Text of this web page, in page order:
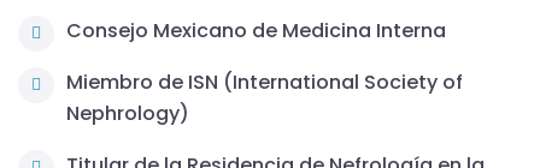
Consejo Mexicano de Medicina Interna
Miembro de ISN (International Society of
Nephrology)